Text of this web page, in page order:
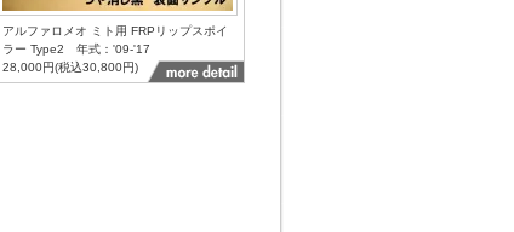
アルファロメオ ミト用 FRPリップスポイ
ラー Type2 年式：'09-'17
28,000円(税込30,800円)